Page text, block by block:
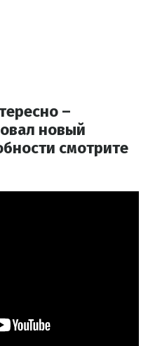
–
новый
смотрите